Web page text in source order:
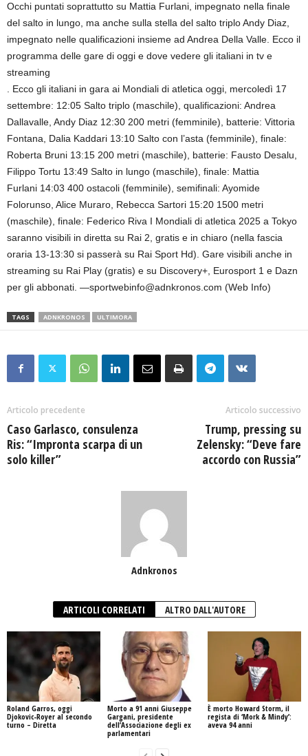
Occhi puntati soprattutto su Mattia Furlani, impegnato nella finale
del salto in lungo, ma anche sulla stella del salto triplo Andy Diaz,
impegnato nelle qualificazioni insieme ad Andrea Della Valle. Ecco il
programma delle gare di oggi e dove vedere gli italiani in tv e
streaming
. Ecco gli italiani in gara ai Mondiali di atletica oggi, mercoledì 17
settembre: 12:05 Salto triplo (maschile), qualificazioni: Andrea
Dallavalle, Andy Diaz 12:30 200 metri (femminile), batterie: Vittoria
Fontana, Dalia Kaddari 13:10 Salto con l’asta (femminile), finale:
Roberta Bruni 13:15 200 metri (maschile), batterie: Fausto Desalu,
Filippo Tortu 13:49 Salto in lungo (maschile), finale: Mattia
Furlani 14:03 400 ostacoli (femminile), semifinali: Ayomide
Folorunso, Alice Muraro, Rebecca Sartori 15:20 1500 metri
(maschile), finale: Federico Riva I Mondiali di atletica 2025 a Tokyo
saranno visibili in diretta su Rai 2, gratis e in chiaro (nella fascia
oraria 13-13:30 si passerà su Rai Sport Hd). Gare visibili anche in
streaming su Rai Play (gratis) e su Discovery+, Eurosport 1 e Dazn
per gli abbonati. —sportwebinfo@adnkronos.com (Web Info)
TAGS ADNKRONOS ULTIMORA
Articolo precedente
Caso Garlasco, consulenza
Ris: “Impronta scarpa di un
solo killer”
Articolo successivo
Trump, pressing su
Zelensky: “Deve fare
accordo con Russia”
Adnkronos
ARTICOLI CORRELATI ALTRO DALL'AUTORE
Roland Garros, oggi
Djokovic-Royer al secondo
turno – Diretta
Morto a 91 anni Giuseppe
Gargani, presidente
dell’Associazione degli ex
parlamentari
È morto Howard Storm, il
regista di ‘Mork & Mindy’:
aveva 94 anni